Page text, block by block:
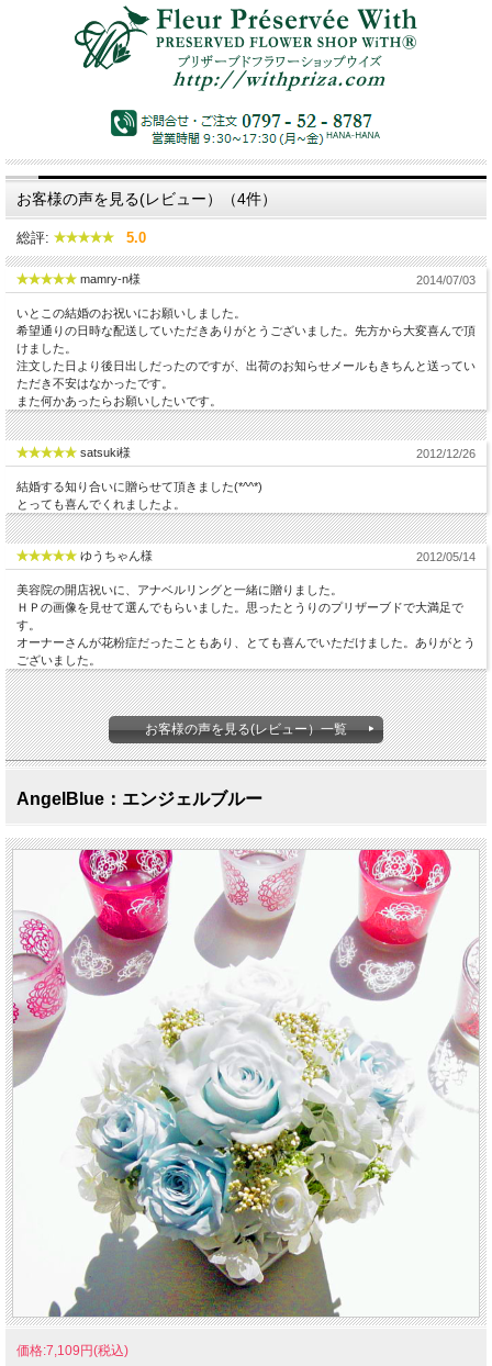
お客様の声を見る(レビュー）（4件）
総評: 5.0
mamry-n様 2014/07/03
いとこの結婚のお祝いにお願いしました。
希望通りの日時な配送していただきありがとうございました。先方から大変喜んで頂
けました。
注文した日より後日出しだったのですが、出荷のお知らせメールもきちんと送ってい
ただき不安はなかったです。
また何かあったらお願いしたいです。
satsuki様 2012/12/26
結婚する知り合いに贈らせて頂きました(*^^*)
とっても喜んでくれましたよ。
ゆうちゃん様 2012/05/14
美容院の開店祝いに、アナベルリングと一緒に贈りました。
ＨＰの画像を見せて選んでもらいました。思ったとうりのプリザーブドで大満足で
す。
オーナーさんが花粉症だったこともあり、とても喜んでいただけました。ありがとう
ございました。
お客様の声を見る(レビュー）一覧
AngelBlue：エンジェルブルー
価格:7,109円(税込)